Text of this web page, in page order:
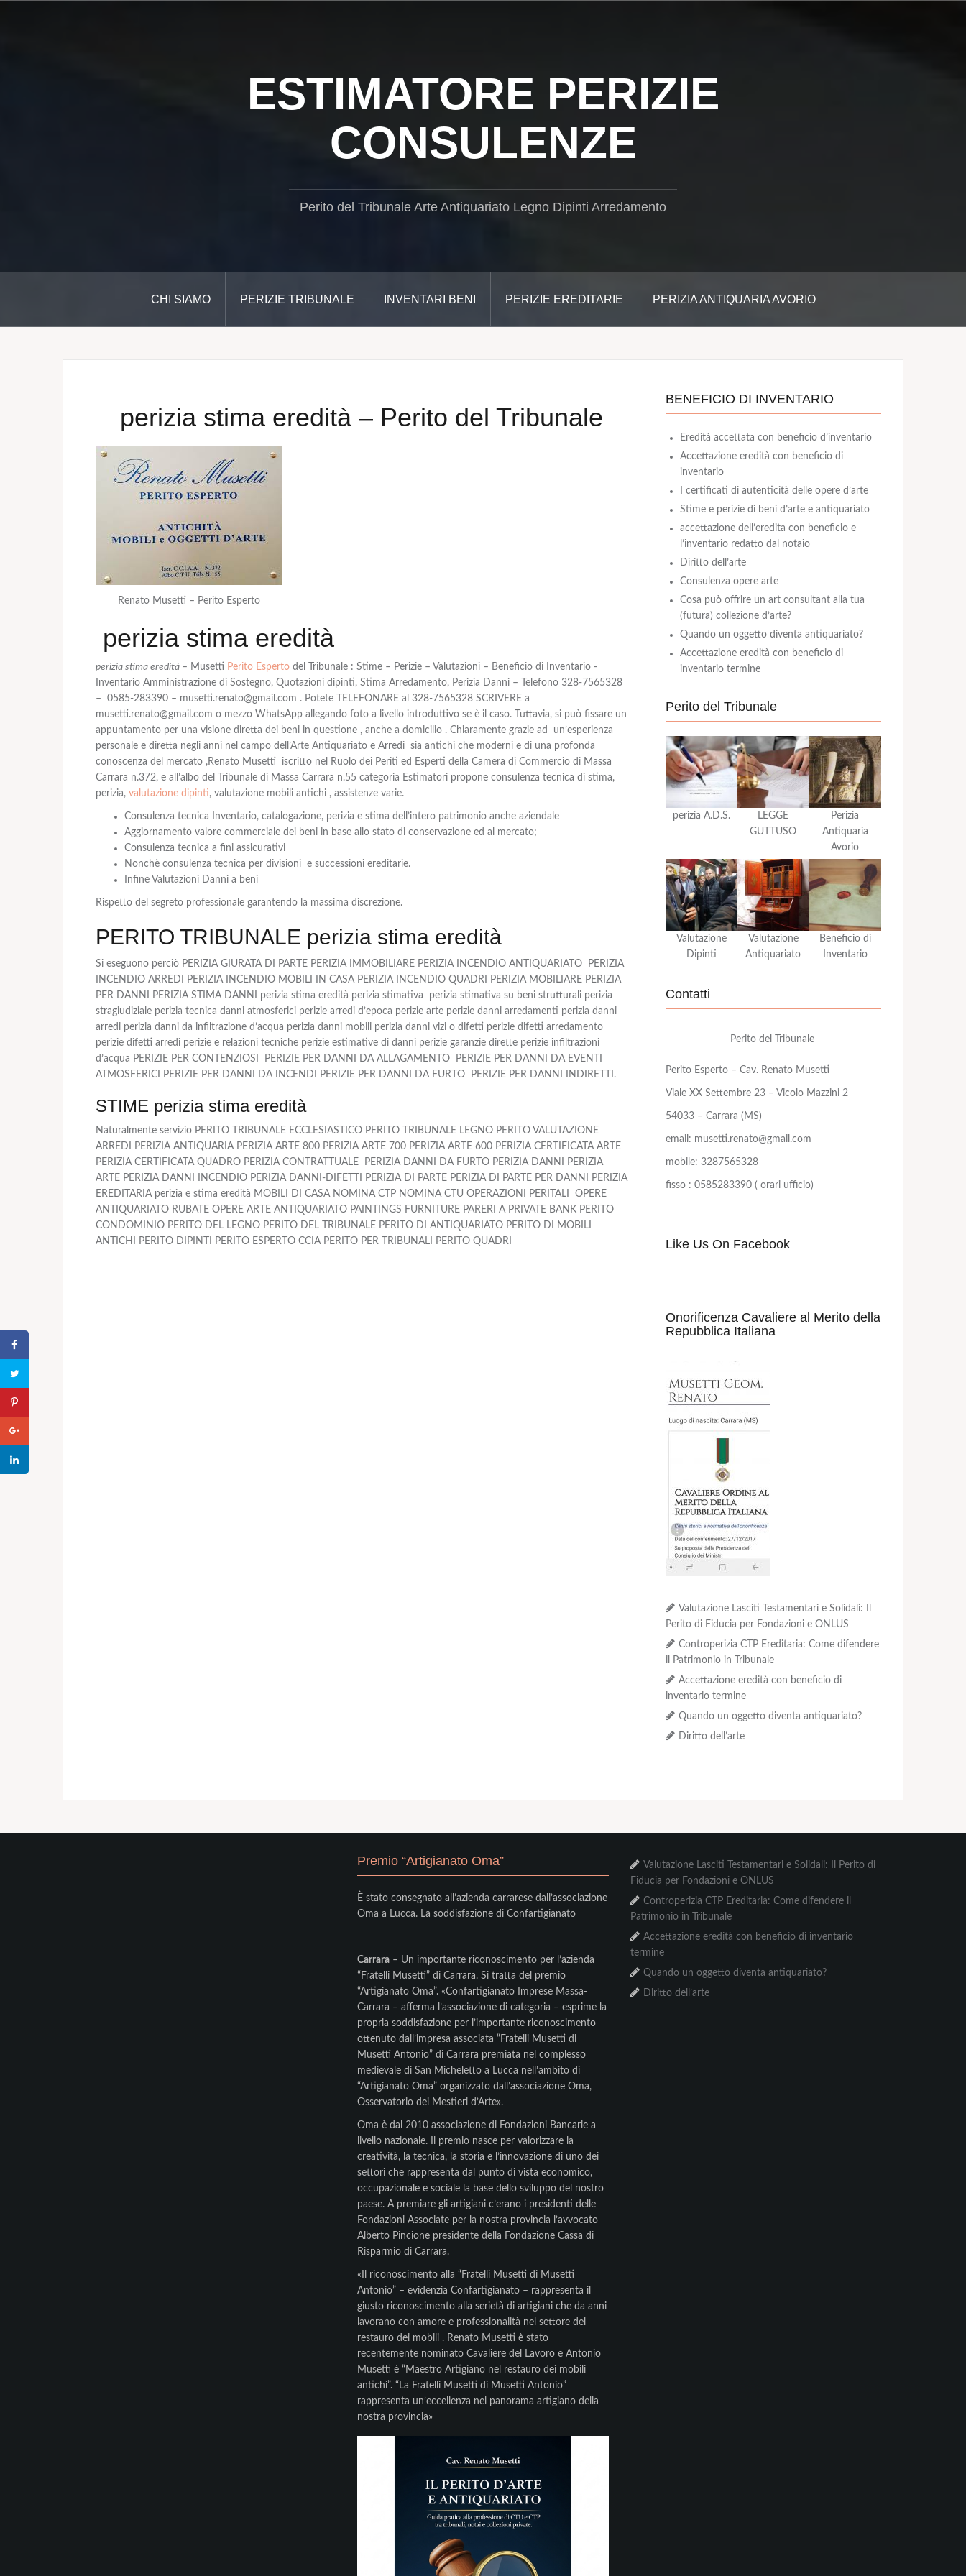
ESTIMATORE PERIZIE
CONSULENZE
Perito del Tribunale Arte Antiquariato Legno Dipinti Arredamento
CHI SIAMO PERIZIE TRIBUNALE INVENTARI BENI PERIZIE EREDITARIE PERIZIA ANTIQUARIA AVORIO
perizia stima eredità – Perito del Tribunale
Renato Musetti – Perito Esperto
perizia stima eredità
perizia stima eredità – Musetti Perito Esperto del Tribunale : Stime – Perizie – Valutazioni – Beneficio di Inventario -
Inventario Amministrazione di Sostegno, Quotazioni dipinti, Stima Arredamento, Perizia Danni – Telefono 328-7565328
– 0585-283390 – musetti.renato@gmail.com . Potete TELEFONARE al 328-7565328 SCRIVERE a
musetti.renato@gmail.com o mezzo WhatsApp allegando foto a livello introduttivo se è il caso. Tuttavia, si può fissare un
appuntamento per una visione diretta dei beni in questione , anche a domicilio . Chiaramente grazie ad un’esperienza
personale e diretta negli anni nel campo dell’Arte Antiquariato e Arredi sia antichi che moderni e di una profonda
conoscenza del mercato ,Renato Musetti iscritto nel Ruolo dei Periti ed Esperti della Camera di Commercio di Massa
Carrara n.372, e all’albo del Tribunale di Massa Carrara n.55 categoria Estimatori propone consulenza tecnica di stima,
perizia, valutazione dipinti, valutazione mobili antichi , assistenze varie.
Consulenza tecnica Inventario, catalogazione, perizia e stima dell’intero patrimonio anche aziendale
Aggiornamento valore commerciale dei beni in base allo stato di conservazione ed al mercato;
Consulenza tecnica a fini assicurativi
Nonchè consulenza tecnica per divisioni e successioni ereditarie.
Infine Valutazioni Danni a beni
Rispetto del segreto professionale garantendo la massima discrezione.
PERITO TRIBUNALE perizia stima eredità
Si eseguono perciò PERIZIA GIURATA DI PARTE PERIZIA IMMOBILIARE PERIZIA INCENDIO ANTIQUARIATO PERIZIA
INCENDIO ARREDI PERIZIA INCENDIO MOBILI IN CASA PERIZIA INCENDIO QUADRI PERIZIA MOBILIARE PERIZIA
PER DANNI PERIZIA STIMA DANNI perizia stima eredità perizia stimativa perizia stimativa su beni strutturali perizia
stragiudiziale perizia tecnica danni atmosferici perizie arredi d’epoca perizie arte perizie danni arredamenti perizia danni
arredi perizia danni da infiltrazione d’acqua perizia danni mobili perizia danni vizi o difetti perizie difetti arredamento
perizie difetti arredi perizie e relazioni tecniche perizie estimative di danni perizie garanzie dirette perizie infiltrazioni
d’acqua PERIZIE PER CONTENZIOSI PERIZIE PER DANNI DA ALLAGAMENTO PERIZIE PER DANNI DA EVENTI
ATMOSFERICI PERIZIE PER DANNI DA INCENDI PERIZIE PER DANNI DA FURTO PERIZIE PER DANNI INDIRETTI.
STIME perizia stima eredità
Naturalmente servizio PERITO TRIBUNALE ECCLESIASTICO PERITO TRIBUNALE LEGNO PERITO VALUTAZIONE
ARREDI PERIZIA ANTIQUARIA PERIZIA ARTE 800 PERIZIA ARTE 700 PERIZIA ARTE 600 PERIZIA CERTIFICATA ARTE
PERIZIA CERTIFICATA QUADRO PERIZIA CONTRATTUALE PERIZIA DANNI DA FURTO PERIZIA DANNI PERIZIA
ARTE PERIZIA DANNI INCENDIO PERIZIA DANNI-DIFETTI PERIZIA DI PARTE PERIZIA DI PARTE PER DANNI PERIZIA
EREDITARIA perizia e stima eredità MOBILI DI CASA NOMINA CTP NOMINA CTU OPERAZIONI PERITALI OPERE
ANTIQUARIATO RUBATE OPERE ARTE ANTIQUARIATO PAINTINGS FURNITURE PARERI A PRIVATE BANK PERITO
CONDOMINIO PERITO DEL LEGNO PERITO DEL TRIBUNALE PERITO DI ANTIQUARIATO PERITO DI MOBILI
ANTICHI PERITO DIPINTI PERITO ESPERTO CCIA PERITO PER TRIBUNALI PERITO QUADRI
BENEFICIO DI INVENTARIO
Eredità accettata con beneficio d’inventario
Accettazione eredità con beneficio di
inventario
I certificati di autenticità delle opere d’arte
Stime e perizie di beni d’arte e antiquariato
accettazione dell’eredita con beneficio e
l’inventario redatto dal notaio
Diritto dell’arte
Consulenza opere arte
Cosa può offrire un art consultant alla tua
(futura) collezione d’arte?
Quando un oggetto diventa antiquariato?
Accettazione eredità con beneficio di
inventario termine
Perito del Tribunale
perizia A.D.S.
LEGGE
GUTTUSO
Perizia
Antiquaria
Avorio
Valutazione
Dipinti
Valutazione
Antiquariato
Beneficio di
Inventario
Contatti
Perito del Tribunale
Perito Esperto – Cav. Renato Musetti
Viale XX Settembre 23 – Vicolo Mazzini 2
54033 – Carrara (MS)
email: musetti.renato@gmail.com
mobile: 3287565328
fisso : 0585283390 ( orari ufficio)
Like Us On Facebook
Onorificenza Cavaliere al Merito della
Repubblica Italiana
Valutazione Lasciti Testamentari e Solidali: Il
Perito di Fiducia per Fondazioni e ONLUS
Controperizia CTP Ereditaria: Come difendere
il Patrimonio in Tribunale
Accettazione eredità con beneficio di
inventario termine
Quando un oggetto diventa antiquariato?
Diritto dell’arte
Premio “Artigianato Oma”
È stato consegnato all’azienda carrarese dall’associazione
Oma a Lucca. La soddisfazione di Confartigianato
Carrara – Un importante riconoscimento per l’azienda
“Fratelli Musetti” di Carrara. Si tratta del premio
“Artigianato Oma”. «Confartigianato Imprese Massa-
Carrara – afferma l’associazione di categoria – esprime la
propria soddisfazione per l’importante riconoscimento
ottenuto dall’impresa associata “Fratelli Musetti di
Musetti Antonio” di Carrara premiata nel complesso
medievale di San Micheletto a Lucca nell’ambito di
“Artigianato Oma” organizzato dall’associazione Oma,
Osservatorio dei Mestieri d’Arte».
Oma è dal 2010 associazione di Fondazioni Bancarie a
livello nazionale. Il premio nasce per valorizzare la
creatività, la tecnica, la storia e l’innovazione di uno dei
settori che rappresenta dal punto di vista economico,
occupazionale e sociale la base dello sviluppo del nostro
paese. A premiare gli artigiani c’erano i presidenti delle
Fondazioni Associate per la nostra provincia l’avvocato
Alberto Pincione presidente della Fondazione Cassa di
Risparmio di Carrara.
«Il riconoscimento alla “Fratelli Musetti di Musetti
Antonio” – evidenzia Confartigianato – rappresenta il
giusto riconoscimento alla serietà di artigiani che da anni
lavorano con amore e professionalità nel settore del
restauro dei mobili . Renato Musetti è stato
recentemente nominato Cavaliere del Lavoro e Antonio
Musetti è “Maestro Artigiano nel restauro dei mobili
antichi”. “La Fratelli Musetti di Musetti Antonio”
rappresenta un’eccellenza nel panorama artigiano della
nostra provincia»
Valutazione Lasciti Testamentari e Solidali: Il Perito di
Fiducia per Fondazioni e ONLUS
Controperizia CTP Ereditaria: Come difendere il
Patrimonio in Tribunale
Accettazione eredità con beneficio di inventario
termine
Quando un oggetto diventa antiquariato?
Diritto dell’arte